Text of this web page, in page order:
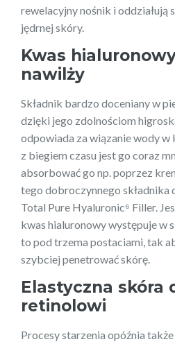
rewelacyjny nośnik i oddziałują
jędrnej skóry.
Kwas
nawilży
Składnik bardzo doceniany w
dzięki jego zdolnościom
odpowiada za wiązanie wody w
z biegiem czasu jest go coraz
absorbować go np. poprzez
tego dobroczynnego składnika
Total Pure Hyaluronic⁶ Filler.
kwas hialuronowy występuje w
to pod trzema postaciami, tak
szybciej penetrować skórę.
Elastyczna skóra
retinolowi
Procesy starzenia opóźnia